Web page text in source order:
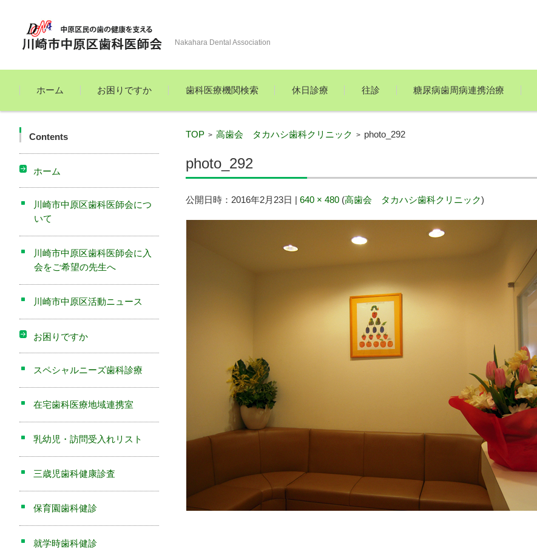
Nakahara Dental Association
コンテンツに移動
ホーム
お困りですか 歯科医療機関検索 休日診療 往診 糖尿病歯周病連携治療
TOP > 高歯会 タカハシ歯科クリニック > photo_292
photo_292
公開日時： 2016年2月23日 |640 × 480 (高歯会 タカハシ歯科クリニック)
Contents
ホーム
川崎市中原区歯科医師会につ
いて
川崎市中原区歯科医師会に入
会をご希望の先生へ
川崎市中原区活動ニュース
お困りですか
スペシャルニーズ歯科診療
在宅歯科医療地域連携室
乳幼児・訪問受入れリスト
三歳児歯科健康診査
保育園歯科健診
就学時歯科健診